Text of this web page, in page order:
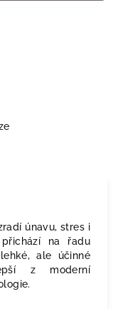
únavu, stres i
na řadu
ale účinné
z moderní